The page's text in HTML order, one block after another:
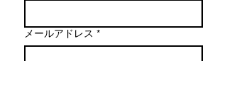
メールアドレス *